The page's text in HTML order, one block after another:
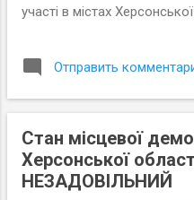
участі в містах
Скадовську. Вони
зазначених містах в 2016
процедури демократії
проживання, місцеві
самоорганізації населення
петиції, дослідили, як
Отправить
Стан місцевої
Херсонської
НЕЗАДОВІЛЬНИЙ